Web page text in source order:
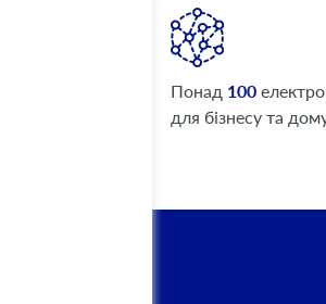
Понад 100
для бізнесу та